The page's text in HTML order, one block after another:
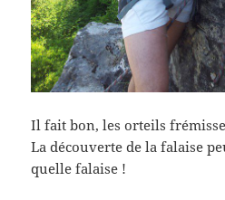
Il fait bon, les orteils
La découverte de la falaise
quelle falaise !